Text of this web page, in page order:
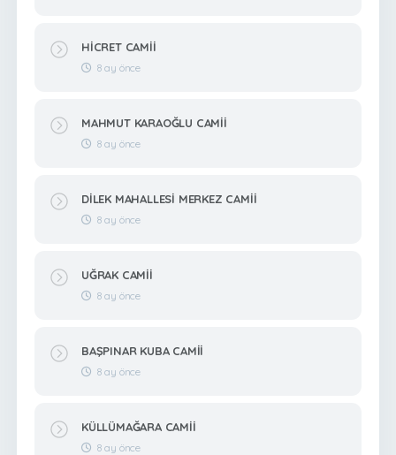
HİCRET CAMİİ
8 ay önce
MAHMUT KARAOĞLU CAMİİ
8 ay önce
DİLEK MAHALLESİ MERKEZ CAMİİ
8 ay önce
UĞRAK CAMİİ
8 ay önce
BAŞPINAR KUBA CAMİİ
8 ay önce
KÜLLÜMAĞARA CAMİİ
8 ay önce